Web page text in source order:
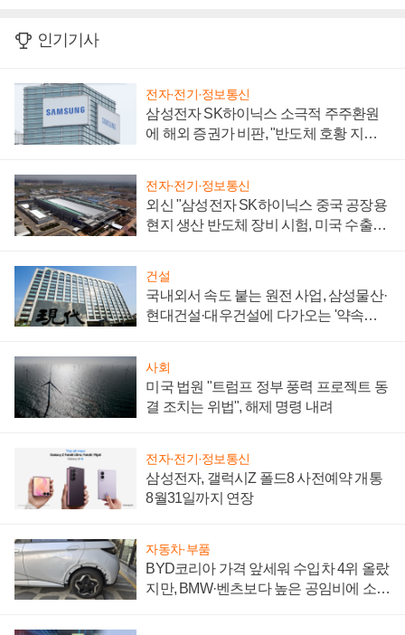
인기기사
전자·전기·정보통신
삼성전자 SK하이닉스 소극적 주주환원
에 해외 증권가 비판, "반도체 호황 지속
전자·전기·정보통신
외신 "삼성전자 SK하이닉스 중국 공장용
현지 생산 반도체 장비 시험, 미국 수출통
건설
국내외서 속도 붙는 원전 사업, 삼성물산·
현대건설·대우건설에 다가오는 '약속의
사회
미국 법원 "트럼프 정부 풍력 프로젝트 동
결 조치는 위법", 해제 명령 내려
전자·전기·정보통신
삼성전자, 갤럭시Z 폴드8 사전예약 개통
8월31일까지 연장
자동차·부품
BYD코리아 가격 앞세워 수입차 4위 올랐
지만, BMW·벤츠보다 높은 공임비에 소비